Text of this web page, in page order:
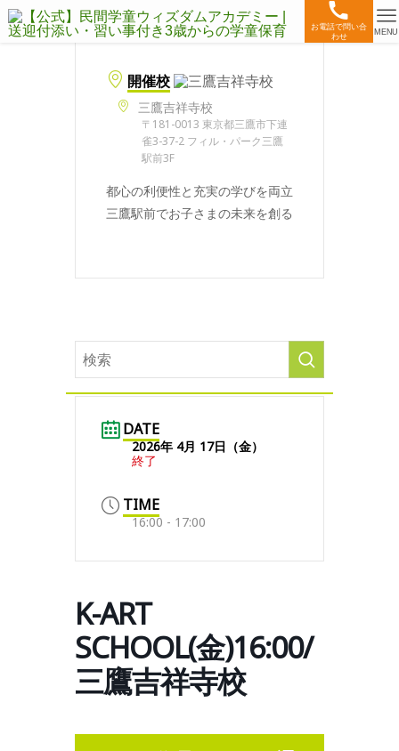
お電話で問い合
わせ
MENU
開催校
三鷹吉祥寺校
〒181-0013 東京都三鷹市下連
雀3-37-2 フィル・パーク三鷹
駅前3F
都心の利便性と充実の学びを両立
三鷹駅前でお子さまの未来を創る
DATE
2026年 4月 17日（金）
終了
TIME
16:00 - 17:00
K-ART
SCHOOL(金)16:00/
三鷹吉祥寺校